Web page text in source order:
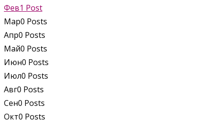
Фев1 Post
Мар0 Posts
Апр0 Posts
Май0 Posts
Июн0 Posts
Июл0 Posts
Авг0 Posts
Сен0 Posts
Окт0 Posts